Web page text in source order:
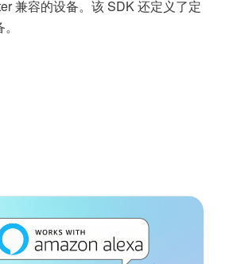
兼容的设备。该 SDK 还定义了定